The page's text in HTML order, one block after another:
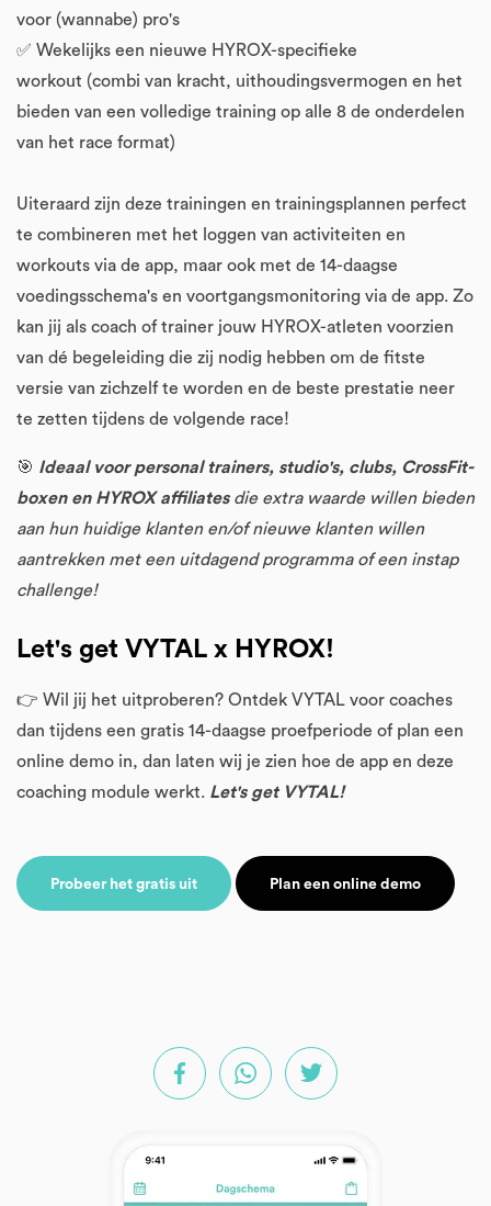
voor (wannabe) pro's
✅ Wekelijks een nieuwe HYROX-specifieke
workout (combi van kracht, uithoudingsvermogen en het
bieden van een volledige training op alle 8 de onderdelen
van het race format)
Uiteraard zijn deze trainingen en trainingsplannen perfect
te combineren met het loggen van activiteiten en
workouts via de app, maar ook met de 14-daagse
voedingsschema's en voortgangsmonitoring via de app. Zo
kan jij als coach of trainer jouw HYROX-atleten voorzien
van dé begeleiding die zij nodig hebben om de fitste
versie van zichzelf te worden en de beste prestatie neer
te zetten tijdens de volgende race!
🎯 Ideaal voor personal trainers, studio's, clubs, CrossFit-
boxen en HYROX affiliatesdie extra waarde willen bieden
aan hun huidige klanten en/of nieuwe klanten willen
aantrekken met een uitdagend programma of een instap
challenge!
Let's get VYTAL x HYROX!
👉 Wil jij het uitproberen? Ontdek VYTAL voor coaches
dan tijdens een gratis 14-daagse proefperiode of plan een
online demo in, dan laten wij je zien hoe de app en deze
coaching module werkt. Let's get VYTAL!
Probeer het gratis uit Plan een online demo